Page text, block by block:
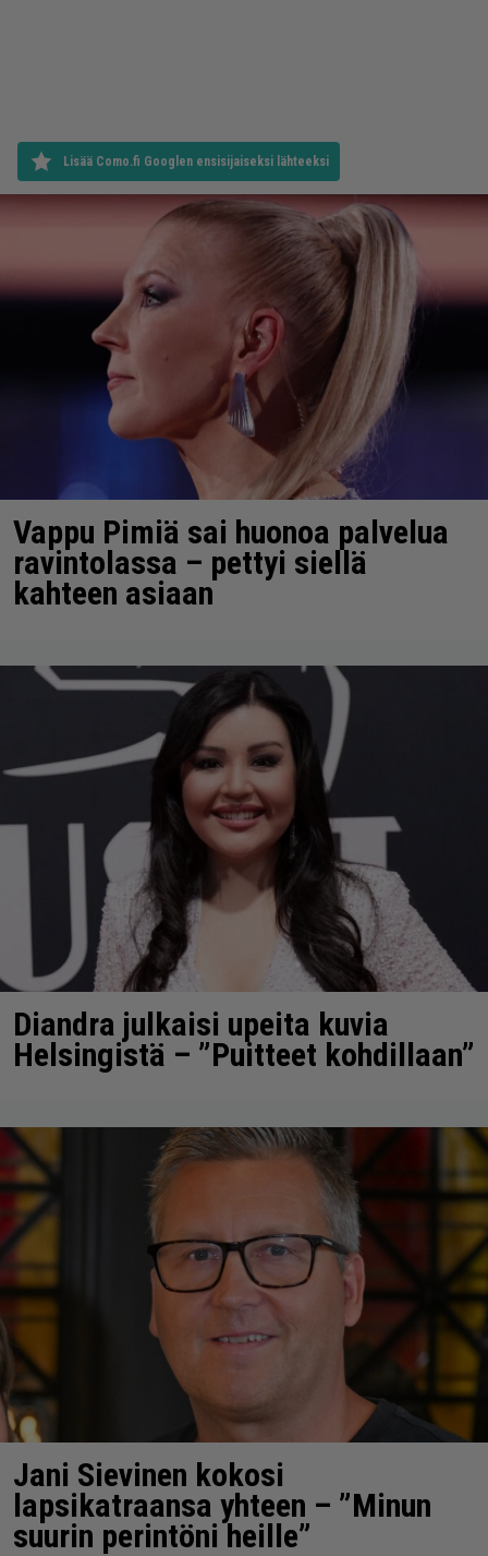
Lisää Como.fi Googlen ensisijaiseksi lähteeksi
Vappu Pimiä sai huonoa palvelua
ravintolassa – pettyi siellä
kahteen asiaan
Diandra julkaisi upeita kuvia
Helsingistä – ”Puitteet kohdillaan”
Jani Sievinen kokosi
lapsikatraansa yhteen – ”Minun
suurin perintöni heille”